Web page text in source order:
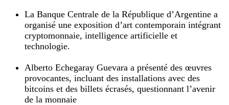
La Banque Centrale de la République d’Argentine a
organisé une exposition d’art contemporain intégrant
cryptomonnaie, intelligence artificielle et
technologie.
Alberto Echegaray Guevara a présenté des œuvres
provocantes, incluant des installations avec des
bitcoins et des billets écrasés, questionnant l’avenir
de la monnaie